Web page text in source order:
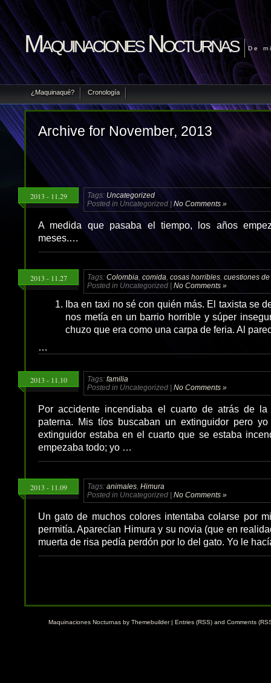
Maquinaciones Nocturnas De
¿Maquinaqué? Cronología
Archive for November, 2013
2013 - 11.29 Tags: Uncategorized
Posted in Uncategorized | No Comments »
A medida que pasaba el tiempo, los años
meses.…
2013 - 11.27 Tags: Colombia comida cosas horribles cuestiones
Posted in Uncategorized | No Comments »
Iba en taxi no sé con quién más. El taxista se
nos metía en un barrio horrible y súper
chuzo que era como una carpa de feria. Al
…
2013 - 11.10 Tags: familia
Posted in Uncategorized | No Comments »
Por accidente incendiaba el cuarto de atrás de
paterna. Mis tíos buscaban un extinguidor pero
extinguidor estaba en el cuarto que se estaba
empezaba todo; yo …
2013 - 11.09 Tags: animales Himura
Posted in Uncategorized | No Comments »
Un gato de muchos colores intentaba colarse por
permitía. Aparecían Himura y su novia (que en
muerta de risa pedía perdón por lo del gato. Yo le
Maquinaciones Nocturnas by Themebuilder| Entries (RSS) and Comments